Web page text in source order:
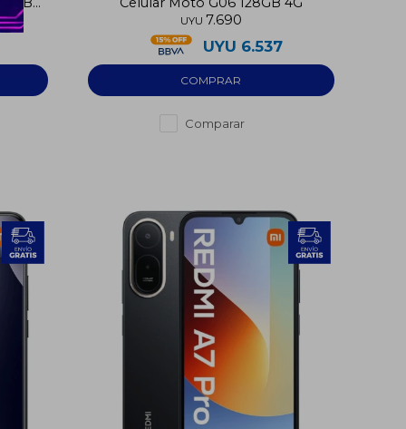
UYU 7.690
UYU 6.537
Comparar